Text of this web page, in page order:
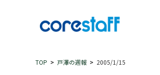
TOP 戸澤の週報 2005/1/15